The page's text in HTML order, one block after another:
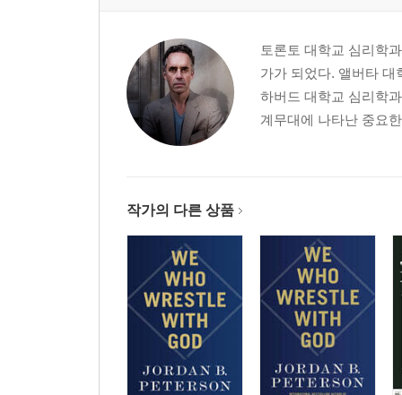
토론토 대학교 심리학
가가 되었다. 앨버타
하버드 대학교 심리학
계무대에 나타난 중요
작가의 다른 상품